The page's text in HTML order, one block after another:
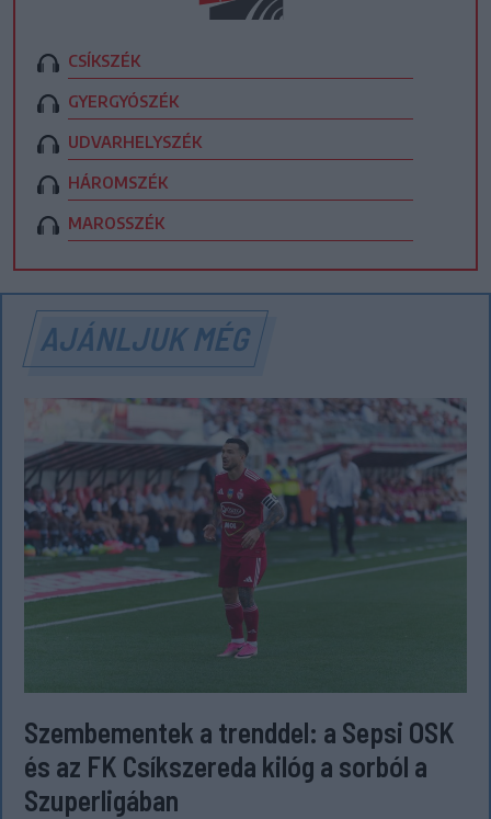
CSÍKSZÉK
GYERGYÓSZÉK
UDVARHELYSZÉK
HÁROMSZÉK
MAROSSZÉK
AJÁNLJUK MÉG
Szembementek a trenddel: a Sepsi OSK
és az FK Csíkszereda kilóg a sorból a
Szuperligában